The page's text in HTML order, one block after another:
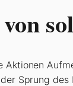
Sprung